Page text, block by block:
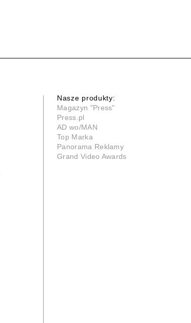
Nasze produkty:
Magazyn "Press"
Press.pl
AD wo/MAN
Top Marka
Panorama Reklamy
Grand Video Awards